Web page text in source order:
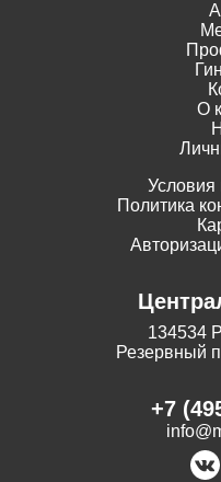
О
Условия
Политика
134534
Резервный
+7